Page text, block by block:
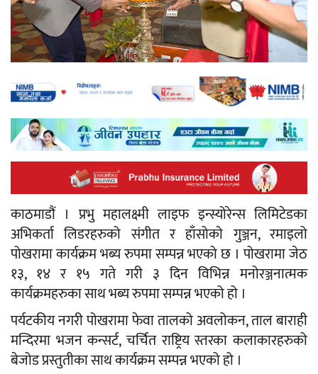
काठमाडौं । प्रभु महालक्ष्मी लाइफ इन्स्योरेन्स लिमिटेडका
अभिकर्ता लिडरहरुको संगीत र हाँसोको गुञ्जन, रमाइलो
पोखरामा कार्यक्रम भब्य रुपमा सम्पन्न भएको छ । पोखरामा जेठ
१३, १४ र १५ गते गरी ३ दिन विभिन्न मनोरञ्जनात्मक
कार्यक्रमहरुका साथ भब्य रुपमा सम्पन्न भएको हो ।
पर्यटकीय नगरी पोखरामा फेवा तालको अवलोकन, ताल बाराही
मन्दिरमा भजन कन्सर्ट, चर्चित राष्ट्रिय स्तरका कलाकारहरुको
बेजोड प्रस्तुतीका साथ कार्यक्रम सम्पन्न भएको हो ।